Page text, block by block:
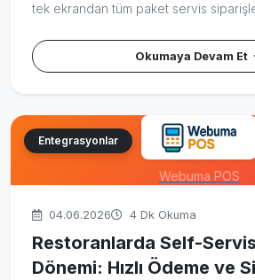
tek ekrandan tüm paket servis
Okumaya Devam Et
Webuma POS
Entegrasyonlar
04.06.2026 4 Dk Okuma
Restoranlarda Self-
Dönemi: Hızlı Ödeme ve